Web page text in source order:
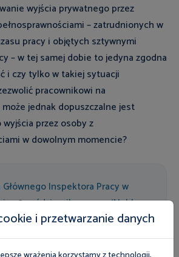
wyjścia prywatnego przez
– zatrudnionych w
pracy i objętych sztywnymi
– w tej samej dobie to jedyna zgodna
i czy tylko w takiej sytuacji
pracownikowi na
jednak dopuszczalne jest
przez osoby z
w dowolnym momencie?
Inspektora Pracy w
28 października 2014 r. (Npbl.
że pracownicy niepełnosprawni, o
15 ustawy z dnia 27 sierpnia
zawodowej i społecznej oraz
i przetwarzanie danych